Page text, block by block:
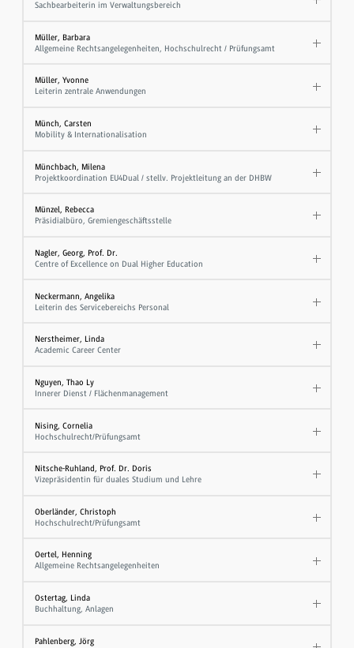
Sachbearbeiterin im Verwaltungsbereich
Müller, Barbara
Allgemeine Rechtsangelegenheiten, Hochschulrecht / Prüfungsamt
Müller, Yvonne
Leiterin zentrale Anwendungen
Münch, Carsten
Mobility & Internationalisation
Münchbach, Milena
Projektkoordination EU4Dual / stellv. Projektleitung an der DHBW
Münzel, Rebecca
Präsidialbüro, Gremiengeschäftsstelle
Nagler, Georg, Prof. Dr.
Centre of Excellence on Dual Higher Education
Neckermann, Angelika
Leiterin des Servicebereichs Personal
Nerstheimer, Linda
Academic Career Center
Nguyen, Thao Ly
Innerer Dienst / Flächenmanagement
Nising, Cornelia
Hochschulrecht/Prüfungsamt
Nitsche-Ruhland, Prof. Dr. Doris
Vizepräsidentin für duales Studium und Lehre
Oberländer, Christoph
Hochschulrecht/Prüfungsamt
Oertel, Henning
Allgemeine Rechtsangelegenheiten
Ostertag, Linda
Buchhaltung, Anlagen
Pahlenberg, Jörg